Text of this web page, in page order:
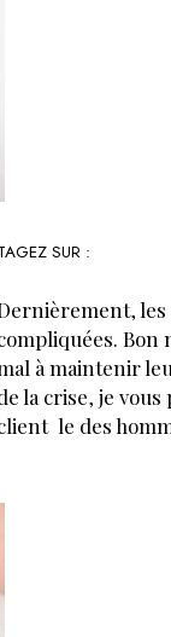
SUR :
les
Bon
à maintenir
la crise, je
le des